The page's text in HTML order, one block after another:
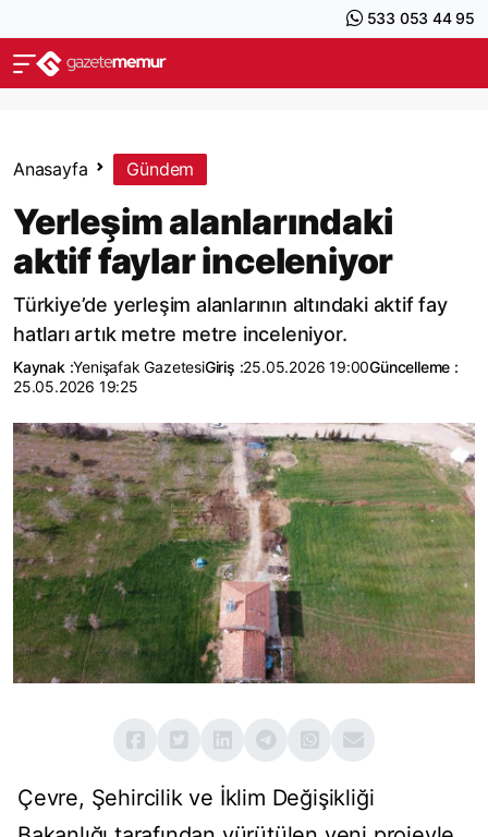
533 053 44 95
Anasayfa Gündem
Yerleşim alanlarındaki
aktif faylar inceleniyor
Türkiye’de yerleşim alanlarının altındaki aktif fay
hatları artık metre metre inceleniyor.
Kaynak :Yenişafak GazetesiGiriş :25.05.2026 19:00Güncelleme :
25.05.2026 19:25
Çevre, Şehircilik ve İklim Değişikliği